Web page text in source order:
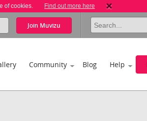
of cookies. Find out more here
Join Muvizu
Community Blog Help